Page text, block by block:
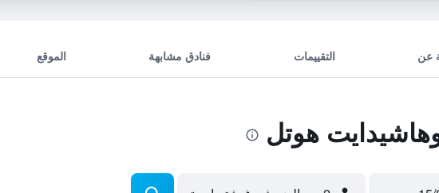
عن التقييمات فنادق مشابهة الموقع
هوتل